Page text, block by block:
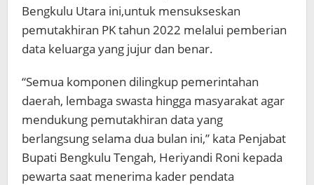
Bengkulu Utara ini,untuk mensukseskan
pemutakhiran PK tahun 2022 melalui pemberian
data keluarga yang jujur dan benar.
“Semua komponen dilingkup pemerintahan
daerah, lembaga swasta hingga masyarakat agar
mendukung pemutakhiran data yang
berlangsung selama dua bulan ini,” kata Penjabat
Bupati Bengkulu Tengah, Heriyandi Roni kepada
pewarta saat menerima kader pendata